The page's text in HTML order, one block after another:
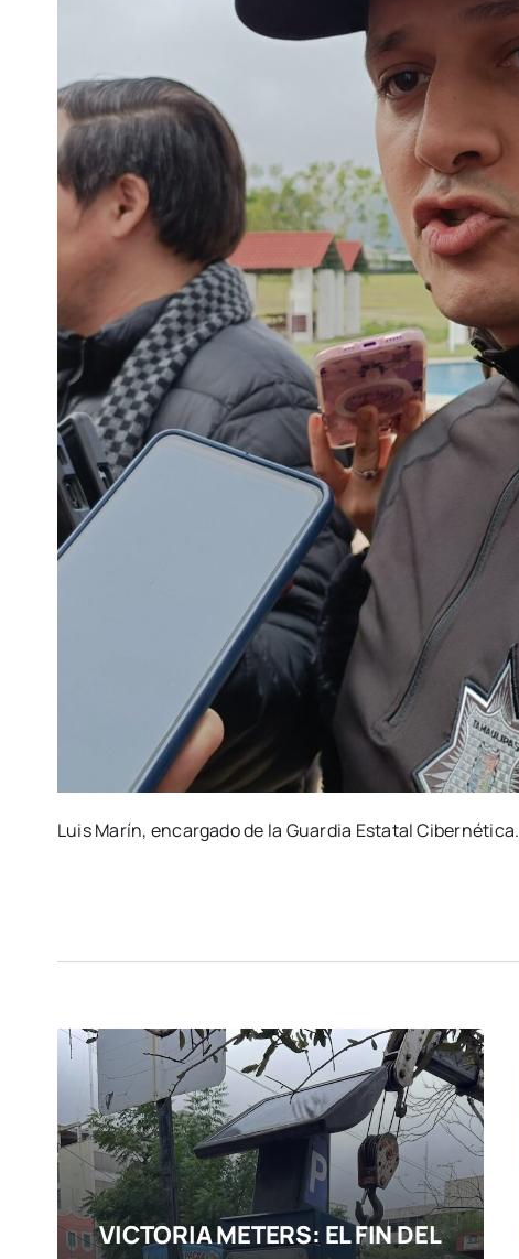
Luis Marín, encargado de la Guardia Estatal Cibernética.
VICTORIA METERS: EL FIN DEL